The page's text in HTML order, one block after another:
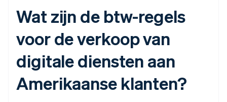
Wat zijn de btw-regels
voor de verkoop van
digitale diensten aan
Amerikaanse klanten?